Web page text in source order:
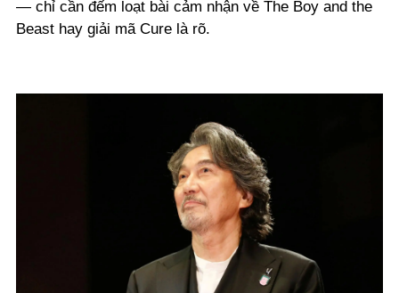
— chỉ cần đếm loạt bài cảm nhận về The Boy and the
Beast hay giải mã Cure là rõ.